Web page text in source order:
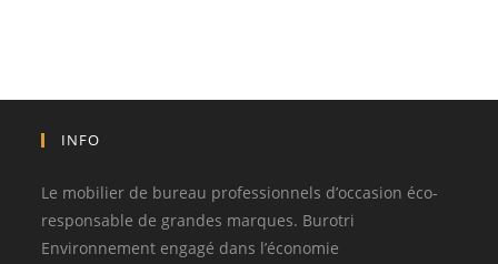
INFO
Le mobilier de bureau professionnels d’occasion éco-
responsable de grandes marques. Burotri
Environnement engagé dans l’économie